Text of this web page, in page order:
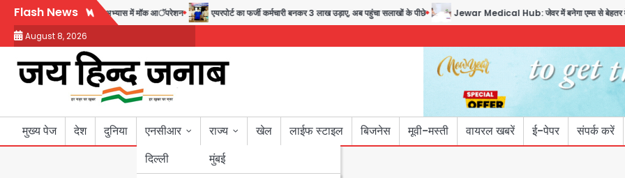
Skip
content
Flash News
सुदर्शन शक्ति-वी अभ्यास में मॉक आॅपरेशन एयरपोर्ट का फर्जी कर्मचारी बनकर 3 लाख उड़ाए, अब पहुंचा सलाखों के पीछे Jewar Medical Hub: जेवर में बनेगा एम्स से बेहतर मेडिकल
August 8, 2026
मुख्य पेज देश दुनिया
एनसीआर
दिल्ली
राज्य
मुंबई
खेल लाईफ स्टाइल बिजनेस मूवी-मस्ती वायरल खबरें ई-पेपर संपर्क करें